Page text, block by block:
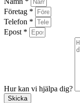
Företag *
Telefon *
Epost *
Hur kan vi hjälpa dig?
Skicka